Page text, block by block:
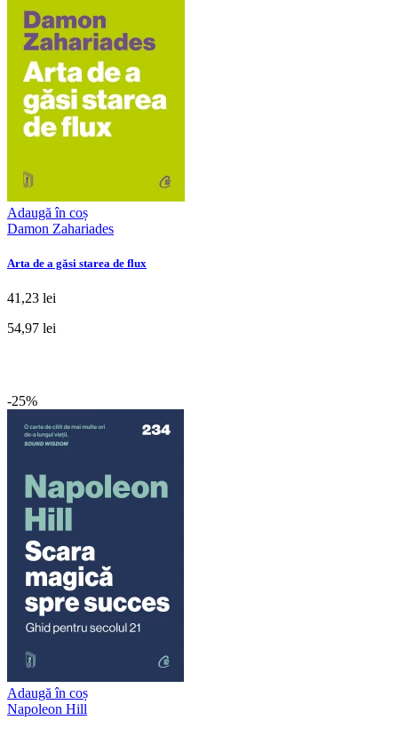
Adaugă în coș
Damon Zahariades
Arta de a găsi starea de flux
41,23 lei
54,97 lei
-25%
Adaugă în coș
Napoleon Hill